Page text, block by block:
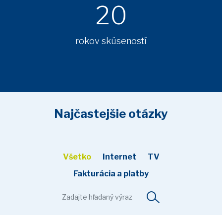
20
rokov skúseností
Najčastejšie otázky
Všetko Internet
TV
Fakturácia a platby